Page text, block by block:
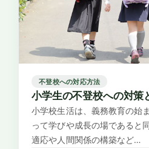
不登校への対応方法
小学生の不登校への対策
小学校生活は、義務教育の始
って学びや成長の場であると
適応や人間関係の構築など…